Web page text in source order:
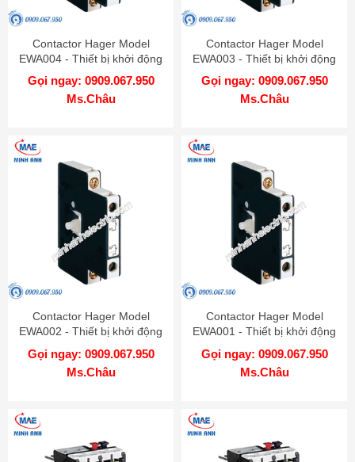
Contactor Hager Model
EWA004 - Thiết bị khởi động
từ
Gọi ngay: 0909.067.950
Ms.Châu
Contactor Hager Model
EWA003 - Thiết bị khởi động
từ
Gọi ngay: 0909.067.950
Ms.Châu
Contactor Hager Model
EWA002 - Thiết bị khởi động
từ
Gọi ngay: 0909.067.950
Ms.Châu
Contactor Hager Model
EWA001 - Thiết bị khởi động
từ
Gọi ngay: 0909.067.950
Ms.Châu